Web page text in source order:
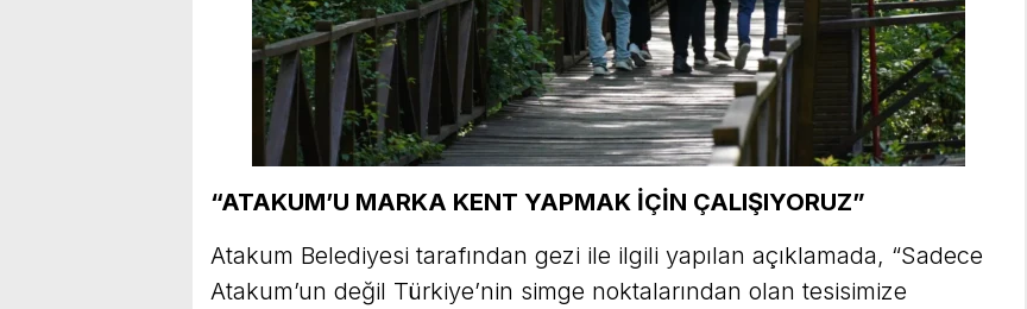
“ATAKUM’U MARKA KENT YAPMAK İÇİN ÇALIŞIYORUZ”
Atakum Belediyesi tarafından gezi ile ilgili yapılan açıklamada, “Sadece
Atakum’un değil Türkiye’nin simge noktalarından olan tesisimize